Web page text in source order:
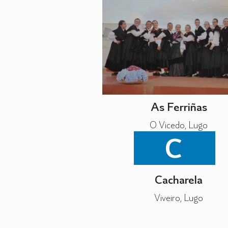
As Ferriñas
O Vicedo, Lugo
C
Cacharela
Viveiro, Lugo